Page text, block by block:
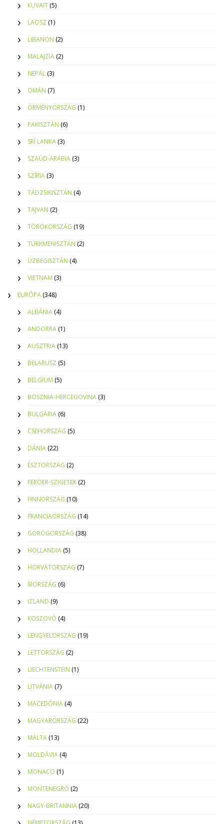
KUVAIT (5)
LAOSZ (1)
LIBANON (2)
MALAJZIA (2)
NEPÁL (3)
OMÁN (7)
ÖRMÉNYORSZÁG (1)
PAKISZTÁN (6)
SRÍ LANKA (3)
SZAÚD-ARÁBIA (3)
SZÍRIA (3)
TÁDZSIKISZTÁN (4)
TAJVAN (2)
TÖRÖKORSZÁG (19)
TÜRKMENISZTÁN (2)
ÜZBEGISZTÁN (4)
VIETNAM (3)
EURÓPA (348)
ALBÁNIA (4)
ANDORRA (1)
AUSZTRIA (13)
BELARUSZ (5)
BELGIUM (5)
BOSZNIA-HERCEGOVINA (3)
BULGÁRIA (6)
CSEHORSZÁG (5)
DÁNIA (22)
ÉSZTORSZÁG (2)
FERÖER-SZIGETEK (2)
FINNORSZÁG (10)
FRANCIAORSZÁG (14)
GÖRÖGORSZÁG (38)
HOLLANDIA (5)
HORVÁTORSZÁG (7)
ÍRORSZÁG (6)
IZLAND (9)
KOSZOVÓ (4)
LENGYELORSZÁG (19)
LETTORSZÁG (2)
LIECHTENSTEIN (1)
LITVÁNIA (7)
MACEDÓNIA (4)
MAGYARORSZÁG (22)
MÁLTA (13)
MOLDÁVIA (4)
MONACO (1)
MONTENEGRO (2)
NAGY-BRITANNIA (20)